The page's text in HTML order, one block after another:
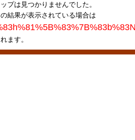
プは見つかりませんでした。
結果が表示されている場合は
ます。